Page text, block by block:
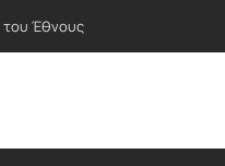
Έθνους